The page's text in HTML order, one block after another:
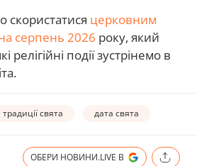
скористатися церковним
серпень 2026 року, який
релігійні події зустрінемо в
традиції свята дата свята
ОБЕРИ НОВИНИ.LIVE В